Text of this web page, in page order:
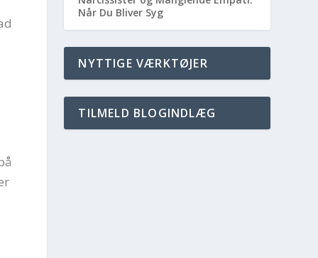
Når Du Bliver Syg
NYTTIGE VÆRKTØJER
TILMELD BLOGINDLÆG